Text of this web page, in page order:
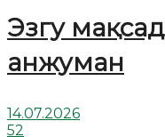
Эзгу
анжуман
14.07.2026
52